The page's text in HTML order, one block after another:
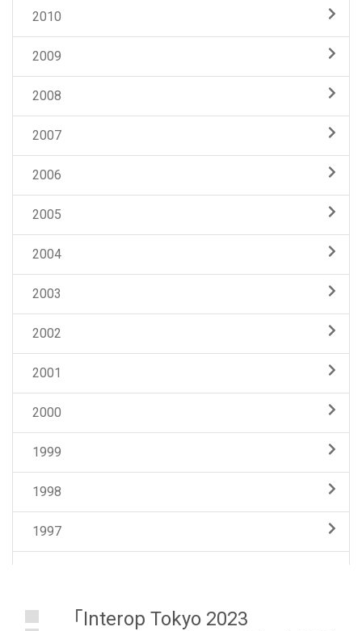
2010
2009
2008
2007
2006
2005
2004
2003
2002
2001
2000
1999
1998
1997
「Interop Tokyo 2023